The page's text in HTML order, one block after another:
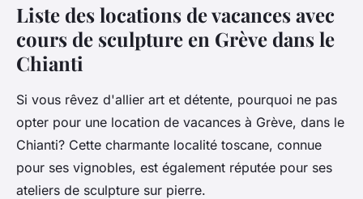
Liste des locations de vacances avec
cours de sculpture en Grève dans le
Chianti
Si vous rêvez d'allier art et détente, pourquoi ne pas
opter pour une location de vacances à Grève, dans le
Chianti? Cette charmante localité toscane, connue
pour ses vignobles, est également réputée pour ses
ateliers de sculpture sur pierre.